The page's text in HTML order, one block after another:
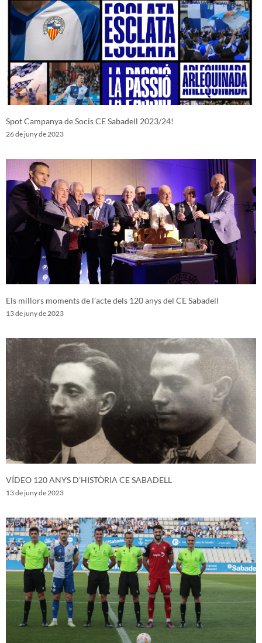
Spot Campanya de Socis CE Sabadell 2023/24!
26 de juny de 2023
Els millors moments de l’acte dels 120 anys del CE Sabadell
13 de juny de 2023
VÍDEO 120 ANYS D’HISTÒRIA CE SABADELL
13 de juny de 2023